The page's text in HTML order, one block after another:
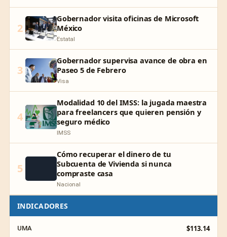
2
Gobernador visita oficinas de Microsoft
México
Estatal
3
Gobernador supervisa avance de obra en
Paseo 5 de Febrero
Visa
4
Modalidad 10 del IMSS: la jugada maestra
para freelancers que quieren pensión y
seguro médico
IMSS
5
Cómo recuperar el dinero de tu
Subcuenta de Vivienda si nunca
compraste casa
Nacional
INDICADORES
UMA $113.14